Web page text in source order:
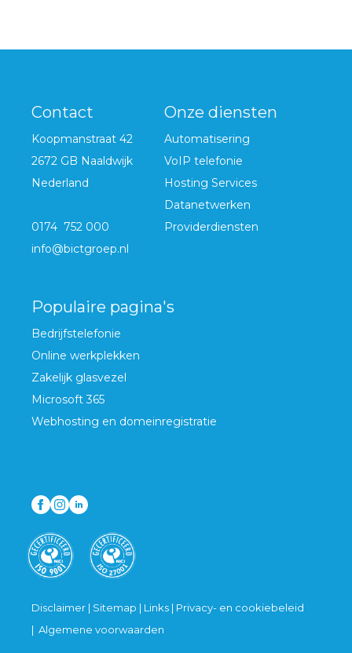
Contact
Koopmanstraat 42
2672 GB Naaldwijk
Nederland
0174 752 000
info@bictgroep.nl
Onze diensten
Automatisering
VoIP telefonie
Hosting Services
Datanetwerken
Providerdiensten
Populaire pagina's
Bedrijfstelefonie
Online werkplekken
Zakelijk glasvezel
Microsoft 365
Webhosting en domeinregistratie
Disclaimer | Sitemap | Links | Privacy- en cookiebeleid
| Algemene voorwaarden